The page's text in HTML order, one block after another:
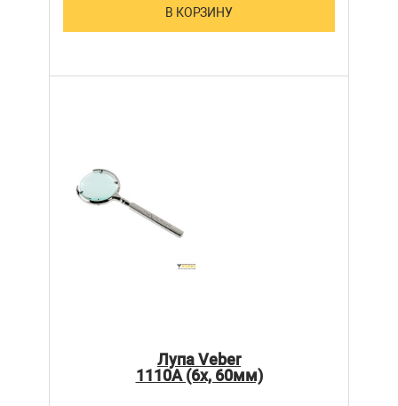
В КОРЗИНУ
Лупа Veber
1110A (6х, 60мм)